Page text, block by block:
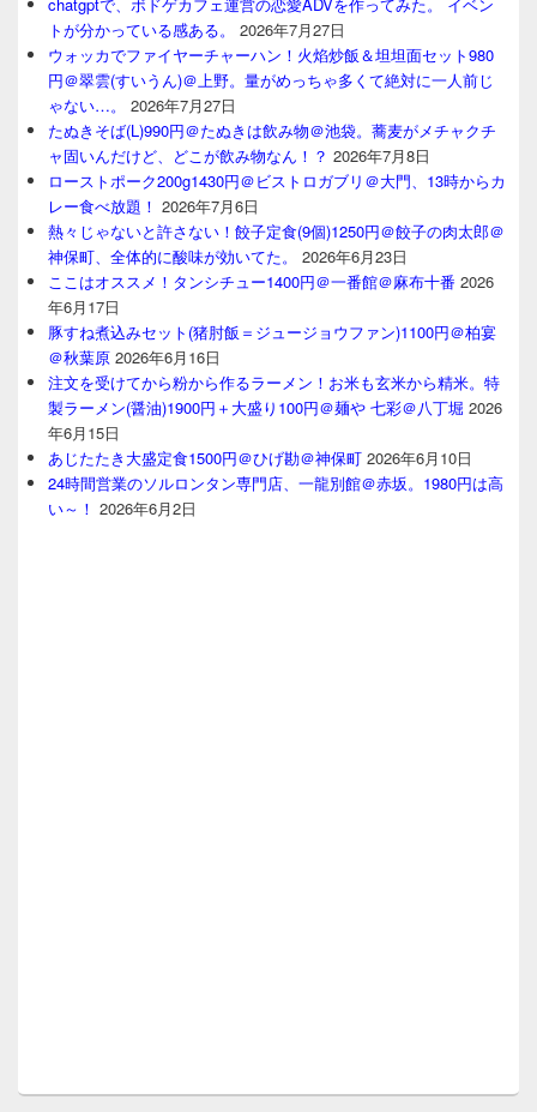
トが分かっている感ある。
2026年7月27日
ウォッカでファイヤーチャーハン！火焰炒飯＆坦坦面セット980
円＠翠雲(すいうん)＠上野。量がめっちゃ多くて絶対に一人前じ
ゃない…。
2026年7月27日
たぬきそば(L)990円＠たぬきは飲み物＠池袋。蕎麦がメチャクチ
ャ固いんだけど、どこが飲み物なん！？ 2026年7月8日
ローストポーク200g1430円＠ビストロガブリ＠大門、13時からカ
レー食べ放題！ 2026年7月6日
熱々じゃないと許さない！餃子定食(9個)1250円＠餃子の肉太郎＠
神保町、全体的に酸味が効いてた。
2026年6月23日
ここはオススメ！タンシチュー1400円＠一番館＠麻布十番 2026
年6月17日
豚すね煮込みセット(猪肘飯＝ジュージョウファン)1100円＠柏宴
＠秋葉原 2026年6月16日
注文を受けてから粉から作るラーメン！お米も玄米から精米。特
製ラーメン(醤油)1900円＋大盛り100円＠麺や 七彩＠八丁堀 2026
年6月15日
あじたたき大盛定食1500円＠ひげ勘＠神保町 2026年6月10日
24時間営業のソルロンタン専門店、一龍別館＠赤坂。1980円は高
い～！ 2026年6月2日